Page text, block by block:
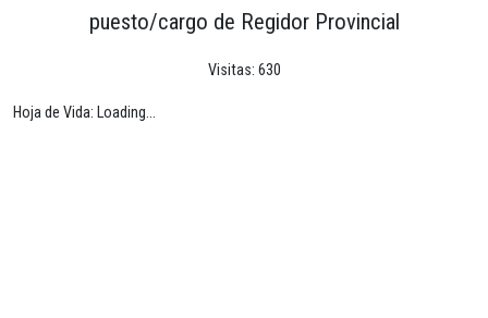
puesto/cargo de Regidor Provincial
Visitas: 630
Hoja de Vida: Loading...